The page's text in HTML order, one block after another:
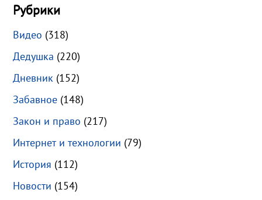
Рубрики
Видео (318)
Дедушка (220)
Дневник (152)
Забавное (148)
Закон и право (217)
Интернет и технологии (79)
История (112)
Новости (154)